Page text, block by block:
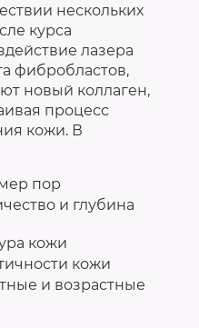
нескольких
курса
лазера
фибробластов,
новый коллаген,
процесс
кожи. В
пор
и глубина
кожи
кожи
и возрастные